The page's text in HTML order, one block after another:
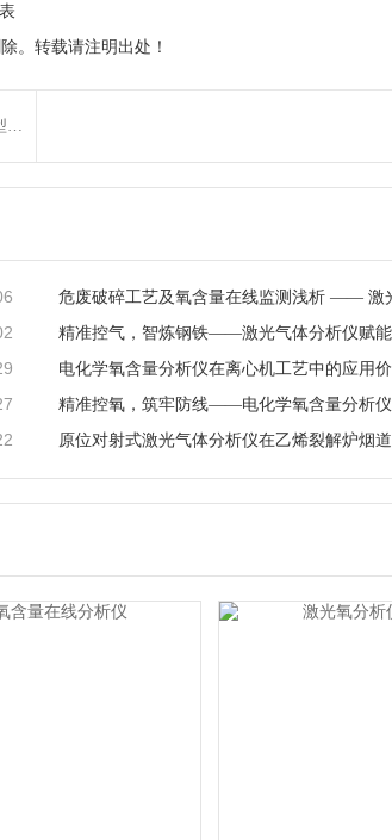
。转载请注明出处！
上一篇：过程气体分析仪在化工生产安全与效率提升中的作用及选型指南